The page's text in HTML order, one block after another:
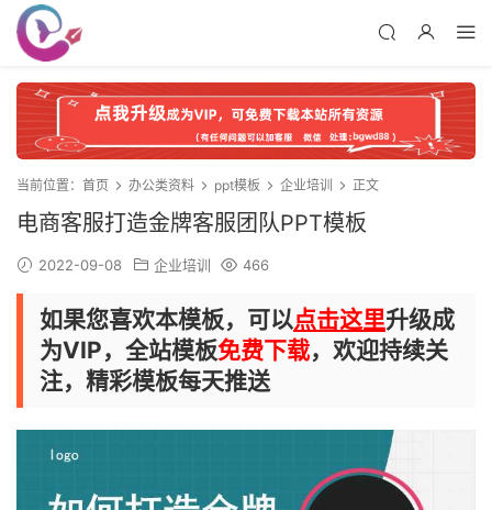
当前位置： 首页 办公类资料 ppt模板 企业培训 正文
电商客服打造金牌客服团队PPT模板
2022-09-08 企业培训 466
如果您喜欢本模板，可以点击这里升级成
为VIP，全站模板免费下载，欢迎持续关
注，精彩模板每天推送